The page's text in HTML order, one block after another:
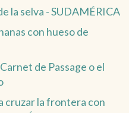
la selva - SUDAMÉRICA
con hueso de
de Passage o el
cruzar la frontera con